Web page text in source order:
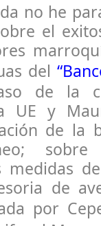
no he
el
del
de la
UE y
de la
sobre
medidas
de
por